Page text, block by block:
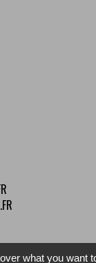
what you want